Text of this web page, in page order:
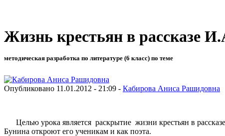
Жизнь крестьян в рассказе
методическая разработка по литературе (6 класс) по теме
Опубликовано 11.01.2012 - 21:09 - Кабирова Аниса Рашидовна
Целью урока является раскрытие жизни крестьян в
Бунина откроют его ученикам и как поэта.